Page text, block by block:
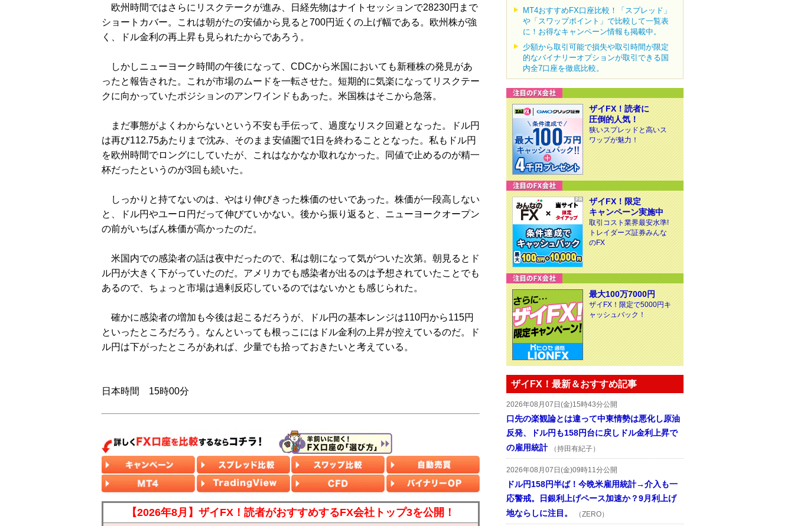
欧州時間ではさらにリスクテークが進み、日経先物はナイトセッションで28230円まで
ショートカバー。これは朝がたの安値から見ると700円近くの上げ幅である。欧州株が強
く、ドル金利の再上昇も見られたからであろう。
しかしニューヨーク時間の午後になって、CDCから米国においても新種株の発見があ
ったと報告された。これが市場のムードを一転させた。短期的に気楽になってリスクテー
クに向かっていたポジションのアンワインドもあった。米国株はそこから急落。
まだ事態がよくわからないという不安も手伝って、過度なリスク回避となった。ドル円
は再び112.75あたりまで沈み、そのまま安値圏で1日を終わることとなった。私もドル円
を欧州時間でロングにしていたが、これはなかなか取れなかった。同値で止めるのが精一
杯だったというのが3回も続いた。
しっかりと持てないのは、やはり伸びきった株価のせいであった。株価が一段高しない
と、ドル円やユーロ円だって伸びていかない。後から振り返ると、ニューヨークオープン
の前がいちばん株価が高かったのだ。
米国内での感染者の話は夜中だったので、私は朝になって気がついた次第。朝見るとド
ル円が大きく下がっていたのだ。アメリカでも感染者が出るのは予想されていたことでも
あるので、ちょっと市場は過剰反応しているのではないかとも感じられた。
確かに感染者の増加も今後は起こるだろうが、ドル円の基本レンジは110円から115円
といったところだろう。なんといっても根っこにはドル金利の上昇が控えているのだ。ド
ル円は下がったところがあれば、少量でも拾っておきたいと考えている。
日本時間 15時00分
【2026年8月】ザイFX！読者がおすすめするFX会社トップ3を公開！
MT4おすすめFX口座比較！「スプレッド」
や「スワップポイント」で比較して一覧表
に！お得なキャンペーン情報も掲載中。
少額から取引可能で損失や取引時間が限定
的なバイナリーオプションが取引できる国
内全7口座を徹底比較。
ザイFX！読者に
圧倒的人気！
狭いスプレッドと高いス
ワップが魅力！
ザイFX！限定
キャンペーン実施中
取引コスト業界最安水準!
トレイダーズ証券みんな
のFX
最大100万7000円
ザイFX！限定で5000円キ
ャッシュバック！
ザイFX！最新＆おすすめ記事
2026年08月07日(金)15時43分公開
口先の楽観論とは違って中東情勢は悪化し原油
反発、ドル円も158円台に戻しドル金利上昇で
の雇用統計
（持田有紀子）
2026年08月07日(金)09時11分公開
ドル円158円半ば！今晩米雇用統計→介入も一
応警戒。日銀利上げペース加速か？9月利上げ
地ならしに注目。
（ZERO）